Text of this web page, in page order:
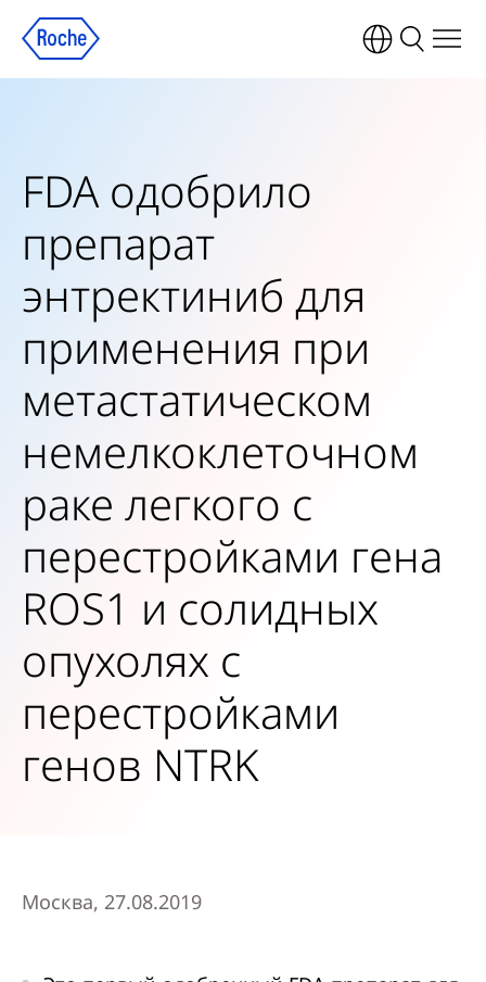
FDA одобрило
препарат
энтректиниб для
применения при
метастатическом
немелкоклеточном
раке легкого с
перестройками гена
ROS1 и солидных
опухолях с
перестройками
генов NTRK
Москва, 27.08.2019